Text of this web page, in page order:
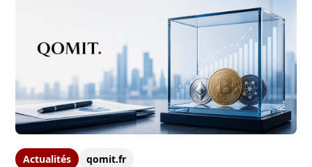
Actualités qomit.fr